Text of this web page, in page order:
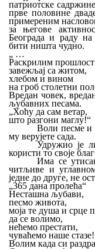
патриотске
прве половине
примереним
за његове
Београда и раду на
бити ништа чудно.
„ …
Раскрилим
завежљај са житом,
хлебом и вином
на гроб столетни
Вредан човек,
љубавних песама.
„Хоћу да сам ветар,
што разгони маглу!“
Воли песме и
му верујете сада.
Удружио је
користи то своје
Има се
читљиве и
једне до друге, не
„365 дана пролећа“
Несташна љубави,
песмо живота,
моја те душа и срце
да се волимо,
нећемо престати,
чуваћемо наше стазе!
Волим када си